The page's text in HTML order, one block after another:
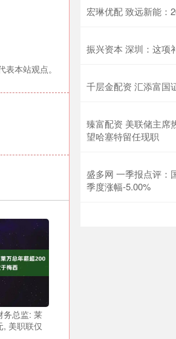
本站观点。
务总监: 莱
美职联仅
宏琳优配 致远新能：
振兴资本 深圳：这项
千层金配资 汇添富国
臻富配资 美联储主席
望哈塞特留任现职
盛多网 一季报点评：
季度涨幅-5.00%